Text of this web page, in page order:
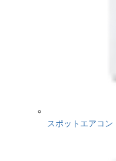
スポットエアコン